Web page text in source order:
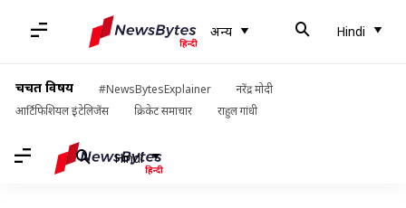
अन्य Hindi
चर्चित विषय #NewsBytesExplainer
नरेंद्र मोदी
आर्टिफिशियल इंटेलिजेंस
क्रिकेट समाचार राहुल गांधी
Hindi